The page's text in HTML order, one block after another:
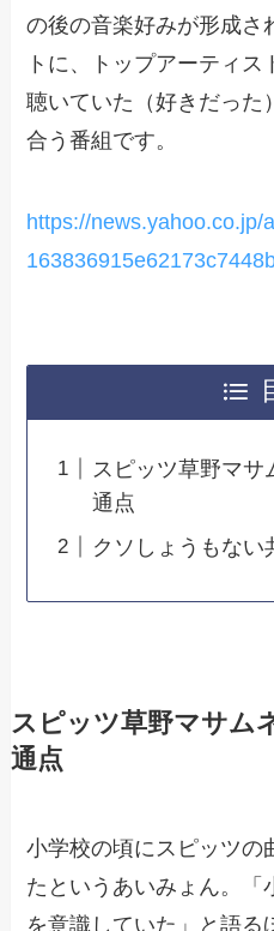
の後の音楽好みが形成さ
トに、トップアーティ
聴いていた（好きだった
合う番組です。
https://news.yahoo.co.jp/
スピッツ草野マ
通点
クソしょうもない
スピッツ草野マサム
通点
小学校の頃にスピッツの
たというあいみょん。「
を意識していた」と語る